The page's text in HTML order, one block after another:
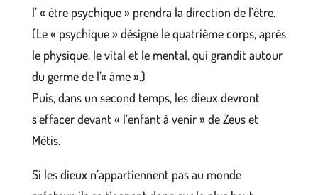
l’ « être psychique » prendra la direction de l’être.
(Le « psychique » désigne le quatrième corps, après
le physique, le vital et le mental, qui grandit autour
du germe de l’« âme ».)
Puis, dans un second temps, les dieux devront
s’effacer devant « l’enfant à venir » de Zeus et
Métis.
Si les dieux n’appartiennent pas au monde